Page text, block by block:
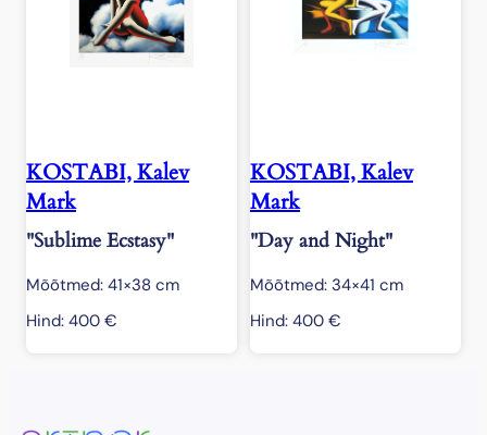
KOSTABI, Kalev
Mark
"Sublime Ecstasy"
Mõõtmed: 41×38 cm
Hind: 400 €
KOSTABI, Kalev
Mark
"Day and Night"
Mõõtmed: 34×41 cm
Hind: 400 €